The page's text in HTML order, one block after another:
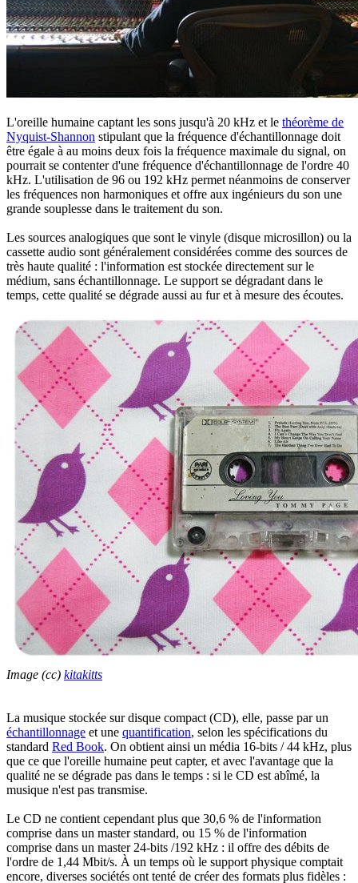
L'oreille humaine captant les sons jusqu'à 20 kHz et le théorème de
Nyquist-Shannon stipulant que la fréquence d'échantillonnage doit
être égale à au moins deux fois la fréquence maximale du signal, on
pourrait se contenter d'une fréquence d'échantillonnage de l'ordre 40
kHz. L'utilisation de 96 ou 192 kHz permet néanmoins de conserver
les fréquences non harmoniques et offre aux ingénieurs du son une
grande souplesse dans le traitement du son.
Les sources analogiques que sont le vinyle (disque microsillon) ou la
cassette audio sont généralement considérées comme des sources de
très haute qualité : l'information est stockée directement sur le
médium, sans échantillonnage. Le support se dégradant dans le
temps, cette qualité se dégrade aussi au fur et à mesure des écoutes.
Image (cc) kitakitts
La musique stockée sur disque compact (CD), elle, passe par un
échantillonnage et une quantification, selon les spécifications du
standard Red Book. On obtient ainsi un média 16-bits / 44 kHz, plus
que ce que l'oreille humaine peut capter, et avec l'avantage que la
qualité ne se dégrade pas dans le temps : si le CD est abîmé, la
musique n'est pas transmise.
Le CD ne contient cependant plus que 30,6 % de l'information
comprise dans un master standard, ou 15 % de l'information
comprise dans un master 24-bits /192 kHz : il offre des débits de
l'ordre de 1,44 Mbit/s. À un temps où le support physique comptait
encore, diverses sociétés ont tenté de créer des formats plus fidèles :